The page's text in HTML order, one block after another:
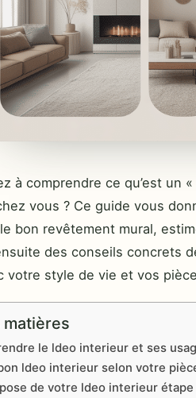
à comprendre ce qu’est un
vous ? Ce guide vous
bon revêtement mural,
des conseils concrets
votre style de vie et vos
matières
le ldeo interieur et ses
ldeo interieur selon votre
de votre ldeo interieur